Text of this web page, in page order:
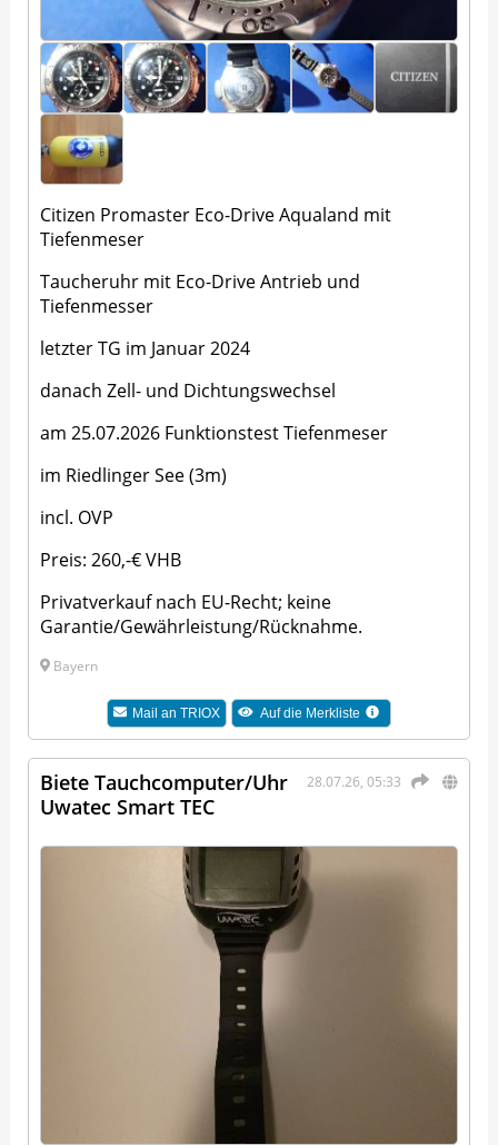
Citizen Promaster Eco-Drive Aqualand mit
Tiefenmeser
Taucheruhr mit Eco-Drive Antrieb und
Tiefenmesser
letzter TG im Januar 2024
danach Zell- und Dichtungswechsel
am 25.07.2026 Funktionstest Tiefenmeser
im Riedlinger See (3m)
incl. OVP
Preis: 260,-€ VHB
Privatverkauf nach EU-Recht; keine
Garantie/Gewährleistung/Rücknahme.
Bayern
Mail anTRIOX Auf die Merkliste
28.07.26, 05:33
Biete Tauchcomputer/Uhr
Uwatec Smart TEC